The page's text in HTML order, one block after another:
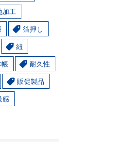
加工
箔押し
紐
帳 耐久性
販促製品
感